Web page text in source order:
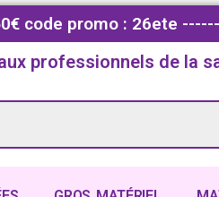
code promo : 26ete
professionnels de la